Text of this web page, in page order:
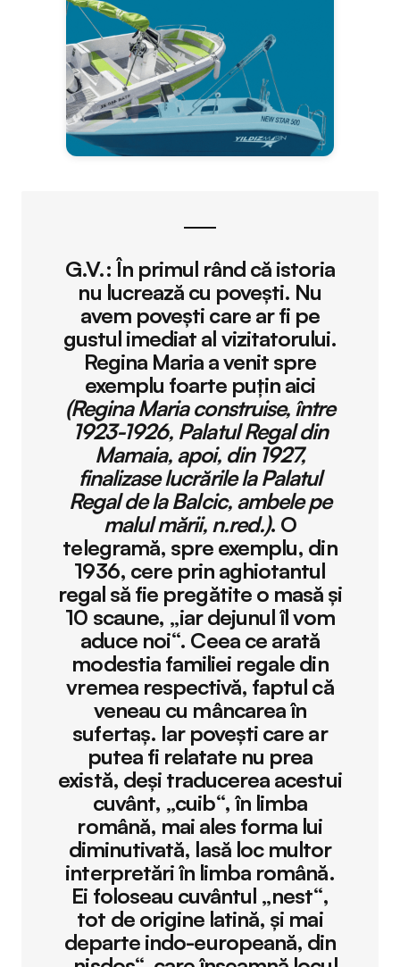
G.V.: În primul rând că istoria
nu lucrează cu povești. Nu
avem povești care ar fi pe
gustul imediat al vizitatorului.
Regina Maria a venit spre
exemplu foarte puțin aici
(Regina Maria construise, între
1923-1926, Palatul Regal din
Mamaia, apoi, din 1927,
finalizase lucrările la Palatul
Regal de la Balcic, ambele pe
malul mării, n.red.). O
telegramă, spre exemplu, din
1936, cere prin aghiotantul
regal să fie pregătite o masă și
10 scaune, „iar dejunul îl vom
aduce noi“. Ceea ce arată
modestia familiei regale din
vremea respectivă, faptul că
veneau cu mâncarea în
sufertaș. Iar povești care ar
putea fi relatate nu prea
există, deși traducerea acestui
cuvânt, „cuib“, în limba
română, mai ales forma lui
diminutivată, lasă loc multor
interpretări în limba română.
Ei foloseau cuvântul „nest“,
tot de origine latină, și mai
departe indo-europeană, din